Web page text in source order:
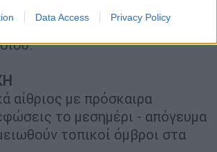
Data Access Privacy Policy
Από 19 έως 29, τοπικά 30
αίθριος με πρόσκαιρα
το μεσημέρι - απόγευμα
τοπικοί όμβροι στα